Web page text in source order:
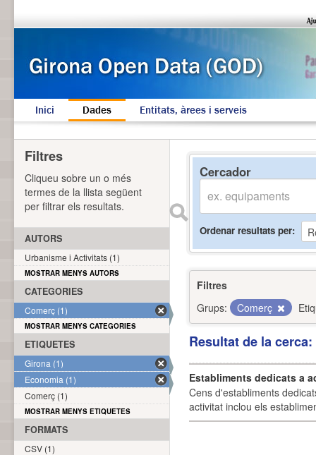
Inici Dades Entitats, àrees i serveis
Cercador
Ordenar resultats per
Filtres
Grups:
Comerç
Resultat de la
Establiments dedicats a
Cens d'establiments
activitat inclou els
Filtres
Cliqueu sobre un o més
termes de la llista següent
per filtrar els resultats.
AUTORS
Urbanisme i Activitats (1)
MOSTRAR MENYS AUTORS
CATEGORIES
Comerç (1)
MOSTRAR MENYS CATEGORIES
ETIQUETES
Girona (1)
Economia (1)
Comerç (1)
MOSTRAR MENYS ETIQUETES
FORMATS
CSV (1)